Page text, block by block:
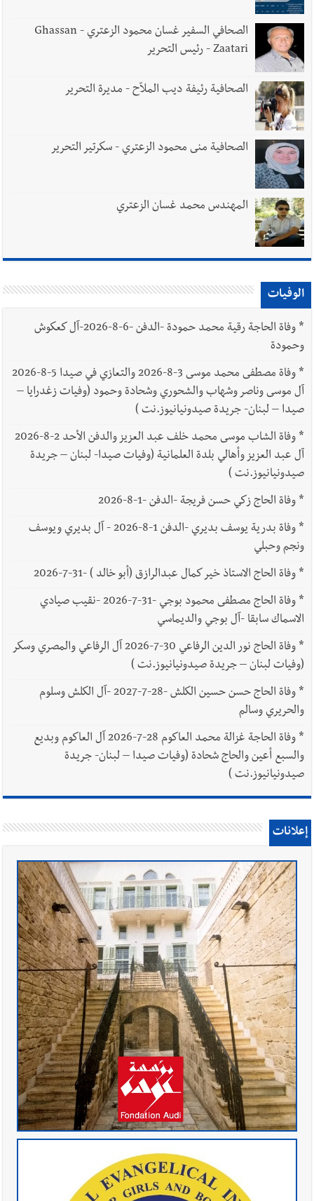
أخبار لبنان
أخبار لبنان
النائب أكرم شهيب الذي شدد على ضرورة التفاف جميع اللبنانيين
حول الجيش في هذه المرحلة الدقيقة
الصحافي السفير غسان محمود الزعتري - Ghassan
Zaatari - رئيس التحرير
الصحافية رئيفة ديب الملاّح - مديرة التحرير
الصحافية منى محمود الزعتري - سكرتير التحرير
المهندس محمد غسان الزعتري
الوفيات
*
وفاة الحاجة رقية محمد حمودة -الدفن -6-8-2026-آل كعكوش
وحمودة
*
وفاة مصطفى محمد موسى 3-8-2026 والتعازي في صيدا 5-8-2026
آل موسى وناصر وشهاب والشحوري وشحادة وحمود (وفيات زغدرايا –
صيدا – لبنان- جريدة صيدونيانيوز.نت )
*
وفاة الشاب موسى محمد خلف عبد العزيز والدفن الأحد 2-8-2026
آل عبد العزيز وأهالي بلدة العلمانية (وفيات صيدا- لبنان – جريدة
صيدونيانيوز.نت )
*وفاة الحاج زكي حسن فريجة -الدفن -1-8-2026
*
وفاة بدرية يوسف بديري -الدفن 1-8-2026 - آل بديري ويوسف
ونجم وحبلي
*وفاة الحاج الاستاذ خير كمال عبدالرازق (أبو خالد ) -31-7-2026
*
وفاة الحاج مصطفى محمود بوجي -31-7-2026 -نقيب صيادي
الاسماك سابقا -آل بوجي والديماسي
*
وفاة الحاج نور الدين الرفاعي 30-7-2026 آل الرفاعي والمصري وسكر
(وفيات لبنان – جريدة صيدونيانيوز.نت )
*
وفاة الحاج حسن حسين الكلش -28-7-2027 -آل الكلش وسلوم
والحريري وسالم
*
وفاة الحاجة غزالة محمد العاكوم 28-7-2026 آل العاكوم وبديع
والسبع أعين والحاج شحادة (وفيات صيدا – لبنان- جريدة
صيدونيانيوز.نت )
إعلانات